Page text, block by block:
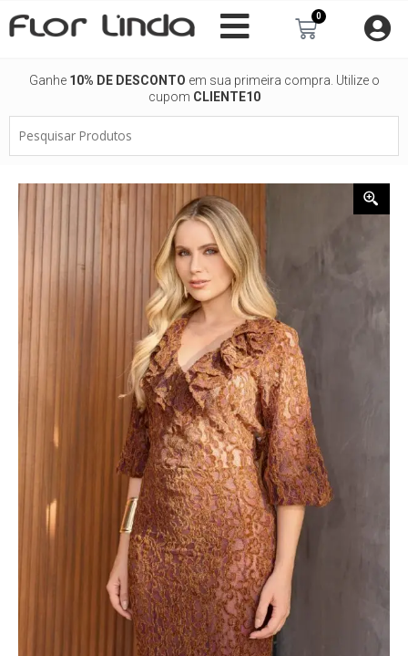
para
0
Carrinho
Ganhe 10% DE DESCONTO em sua primeira compra. Utilize o
cupom CLIENTE10
Produtos